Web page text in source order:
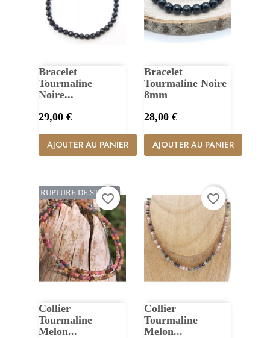
Bracelet
Tourmaline
Noire...
Prix
29,00 €
AJOUTER AU PANIER
Bracelet
Tourmaline Noire
8mm
Prix
28,00 €
AJOUTER AU PANIER
RUPTURE DE STOCK
Collier
Tourmaline
Melon...
favorite_border
Collier
Tourmaline
Melon...
favorite_border